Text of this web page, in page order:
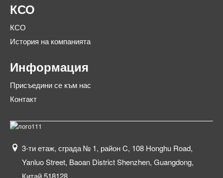
КСО
КСО
История на компанията
Информация
Присъедини се към нас
Контакт
3-ти етаж, сграда № 1, район C, 108 Honghu Road,
Yanluo Street, Baoan District Shenzhen, Guangdong,
Китай 518128